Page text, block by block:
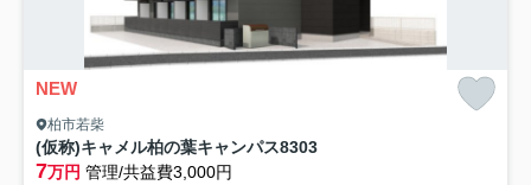
NEW
柏市若柴
(仮称)キャメル柏の葉キャンパス8303
7万円 管理/共益費3,000円